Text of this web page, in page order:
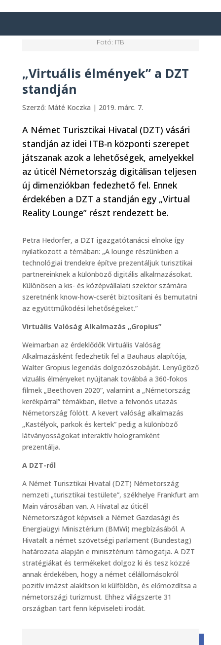
Fotó: ITB
„Virtuális élmények” a DZT
standján
Szerző: Máté Koczka | 2019. márc. 7.
A Német Turisztikai Hivatal (DZT) vásári
standján az idei ITB-n központi szerepet
játszanak azok a lehetőségek, amelyekkel
az úticél Németország digitálisan teljesen
új dimenziókban fedezhető fel. Ennek
érdekében a DZT a standján egy „Virtual
Reality Lounge” részt rendezett be.
Petra Hedorfer, a DZT igazgatótanácsi elnöke így
nyilatkozott a témában: „A lounge részünkben a
technológiai trendekre építve prezentáljuk turisztikai
partnereinknek a különböző digitális alkalmazásokat.
Különösen a kis- és középvállalati szektor számára
szeretnénk know-how-cserét biztosítani és bemutatni
az együttműködési lehetőségeket.”
Virtuális Valóság Alkalmazás „Gropius”
Weimarban az érdeklődők Virtuális Valóság
Alkalmazásként fedezhetik fel a Bauhaus alapítója,
Walter Gropius legendás dolgozószobáját. Lenyűgöző
vizuális élményeket nyújtanak továbbá a 360-fokos
filmek „Beethoven 2020”, valamint a „Németország
kerékpárral” témákban, illetve a felvonós utazás
Németország fölött. A kevert valóság alkalmazás
„Kastélyok, parkok és kertek” pedig a különböző
látványosságokat interaktív hologramként
prezentálja.
A DZT-ről
A Német Turisztikai Hivatal (DZT) Németország
nemzeti „turisztikai testülete”, székhelye Frankfurt am
Main városában van. A Hivatal az úticél
Németországot képviseli a Német Gazdasági és
Energiaügyi Minisztérium (BMWi) megbízásából. A
Hivatalt a német szövetségi parlament (Bundestag)
határozata alapján e minisztérium támogatja. A DZT
stratégiákat és termékeket dolgoz ki és tesz közzé
annak érdekében, hogy a német célállomásokról
pozitív imázst alakítson ki külföldön, és előmozdítsa a
németországi turizmust. Ehhez világszerte 31
országban tart fenn képviseleti irodát.